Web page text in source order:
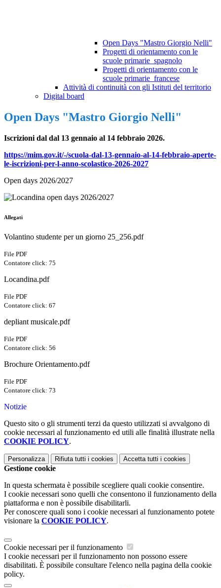
Open Days "Mastro Giorgio Nelli"
Progetti di orientamento con le
scuole primarie_spagnolo
Progetti di orientamento con le
scuole primarie_francese
Attività di continuità con gli Istituti del territorio
Digital board
Open Days "Mastro Giorgio Nelli"
Iscrizioni dal dal 13 gennaio al 14 febbraio 2026.
https://mim.gov.it/-/scuola-dal-13-gennaio-al-14-febbraio-aperte-
le-iscrizioni-per-l-anno-scolastico-2026-2027
Open days 2026/2027
Allegati
Volantino studente per un giorno 25_256.pdf
File PDF
Contatore click: 75
Locandina.pdf
File PDF
Contatore click: 67
depliant musicale.pdf
File PDF
Contatore click: 56
Brochure Orientamento.pdf
File PDF
Contatore click: 73
Notizie
Questo sito o gli strumenti terzi da questo utilizzati si avvalgono di
cookie necessari al funzionamento ed utili alle finalità illustrate nella
COOKIE POLICY.
Personalizza Rifiuta tutti i cookies Accetta tutti i cookies
Gestione cookie
In questa schermata è possibile scegliere quali cookie consentire.
I cookie necessari sono quelli che consentono il funzionamento della
piattaforma e non è possibile disabilitarli.
Per conoscere quali sono i cookie necessari al funzionamento potete
visionare la COOKIE POLICY.
Cookie necessari per il funzionamento
I cookie necessari per il funzionamento non possono essere
disabilitati. È possibile consultare l'elenco nella pagina della cookie
policy.